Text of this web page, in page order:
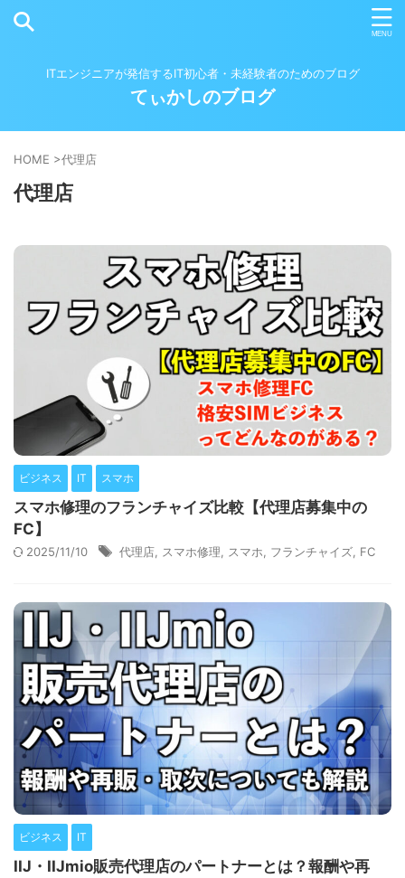
ITエンジニアが発信するIT初心者・未経験者のためのブログ
てぃかしのブログ
HOME >代理店
代理店
ビジネス IT スマホ
スマホ修理のフランチャイズ比較【代理店募集中の
FC】
2025/11/10 代理店, スマホ修理, スマホ, フランチャイズ, FC
ビジネス IT
IIJ・IIJmio販売代理店のパートナーとは？報酬や再